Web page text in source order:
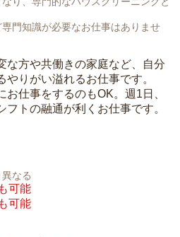
門知識が必要なお仕事はありませ
な方や共働きの家庭など、自分
りがい溢れるお仕事です。
お仕事をするのもOK。週1日、
トの融通が利くお仕事です。
なる
可能
可能